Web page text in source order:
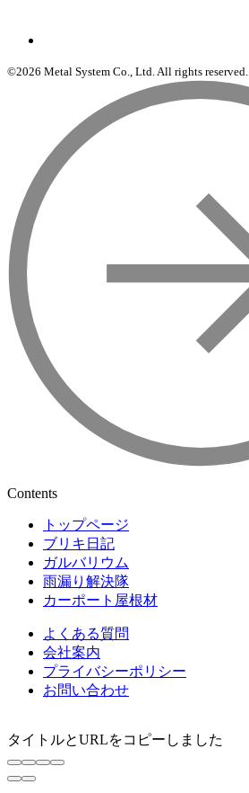
©2026 Metal System Co., Ltd. All rights reserved.
Contents
トップページ
ブリキ日記
ガルバリウム
雨漏り解決隊
カーポート屋根材
よくある質問
会社案内
プライバシーポリシー
お問い合わせ
タイトルとURLをコピーしました